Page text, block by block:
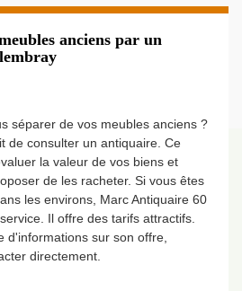
anciens par un
séparer de vos meubles anciens ?
de consulter un antiquaire. Ce
la valeur de vos biens et
de les racheter. Si vous êtes
les environs, Marc Antiquaire 60
Il offre des tarifs attractifs.
d'informations sur son offre,
directement.